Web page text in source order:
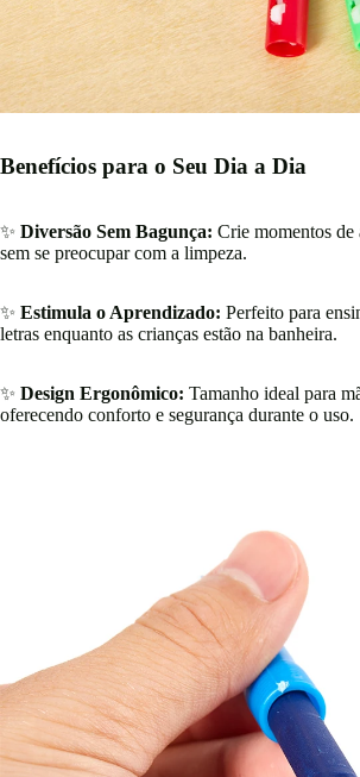
Benefícios para o Seu Dia a Dia
✨ Diversão Sem Bagunça: Crie momentos de
sem se preocupar com a limpeza.
✨ Estimula o Aprendizado: Perfeito para
letras enquanto as crianças estão na banheira.
✨ Design Ergonômico: Tamanho ideal para
oferecendo conforto e segurança durante o uso.